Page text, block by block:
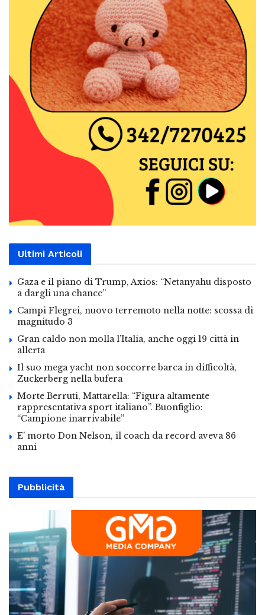
Ultimi Articoli
Gaza e il piano di Trump, Axios: “Netanyahu disposto
a dargli una chance”
Campi Flegrei, nuovo terremoto nella notte: scossa di
magnitudo 3
Gran caldo non molla l’Italia, anche oggi 19 città in
allerta
Il suo mega yacht non soccorre barca in difficoltà,
Zuckerberg nella bufera
Morte Berruti, Mattarella: “Figura altamente
rappresentativa sport italiano”. Buonfiglio:
“Campione inarrivabile”
E’ morto Don Nelson, il coach da record aveva 86
anni
Pubblicità